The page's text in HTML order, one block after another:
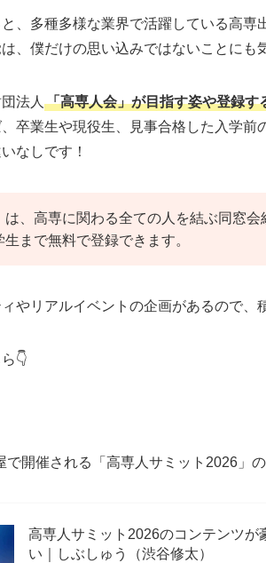
、多種多様な業界で活躍している高専
、僕だけの思い込みではないことにも
法人 「高専人会」が目指す姿や登録す
卒業生や現役生、見事合格した入学前
なしです！
は、高専に関わる全ての人を結ぶ同窓
生まで無料で登録できます。
やリアルイベントの企画があるので、
👇
で開催される「高専人サミット2026」
高専人サミット2026のコンテンツが
い｜しぶしゅう（渋谷修太）